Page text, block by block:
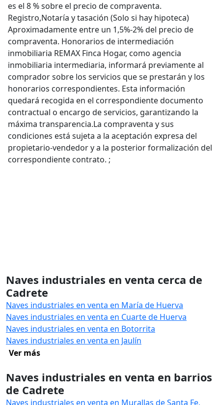
es el 8 % sobre el precio de compraventa.
Registro,Notaría y tasación (Solo si hay hipoteca)
Aproximadamente entre un 1,5%-2% del precio de
compraventa. Honorarios de intermediación
inmobiliaria REMAX Finca Hogar, como agencia
inmobiliaria intermediaria, informará previamente al
comprador sobre los servicios que se prestarán y los
honorarios correspondientes. Esta información
quedará recogida en el correspondiente documento
contractual o encargo de servicios, garantizando la
máxima transparencia.La compraventa y sus
condiciones está sujeta a la aceptación expresa del
propietario-vendedor y a la posterior formalización del
correspondiente contrato. ;
Naves industriales en venta cerca de
Cadrete
Naves industriales en venta en María de Huerva
Naves industriales en venta en Cuarte de Huerva
Naves industriales en venta en Botorrita
Naves industriales en venta en Jaulín
Ver más
Naves industriales en venta en barrios
de Cadrete
Naves industriales en venta en Murallas de Santa Fe,